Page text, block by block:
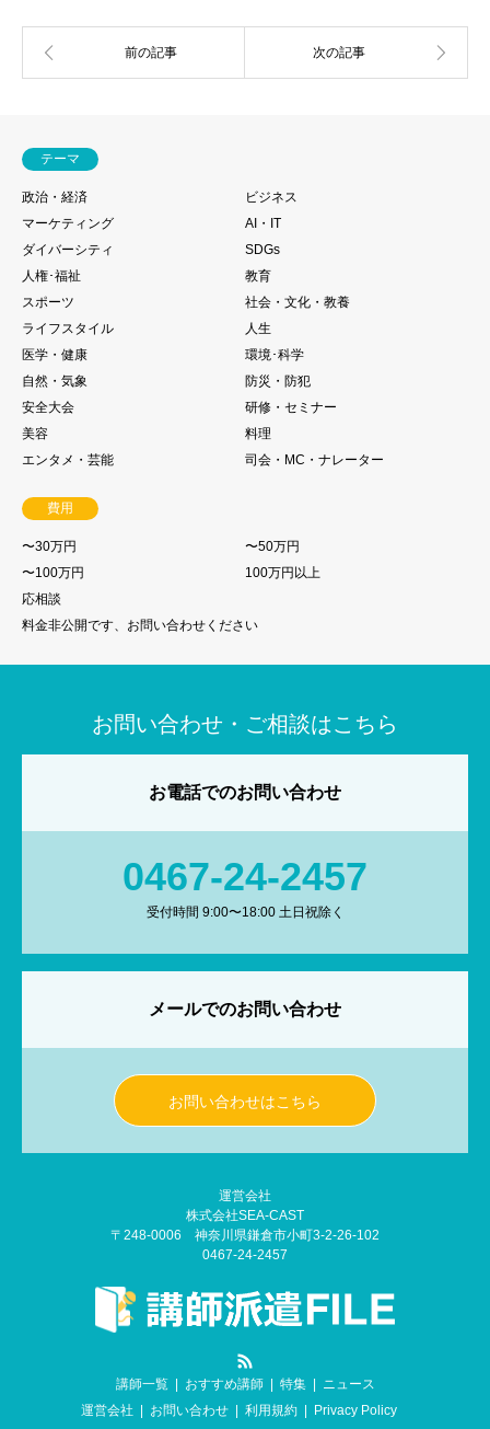
テーマ
政治・経済
ビジネス
マーケティング
AI・IT
ダイバーシティ
SDGs
人権･福祉
教育
スポーツ
社会・文化・教養
ライフスタイル
人生
医学・健康
環境･科学
自然・気象
防災・防犯
安全大会
研修・セミナー
美容
料理
エンタメ・芸能
司会・MC・ナレーター
費用
〜30万円
〜50万円
〜100万円
100万円以上
応相談
料金非公開です、お問い合わせください
お問い合わせ・ご相談はこちら
お電話でのお問い合わせ
0467-24-2457
受付時間 9:00〜18:00 土日祝除く
メールでのお問い合わせ
お問い合わせはこちら
運営会社
株式会社SEA-CAST
〒248-0006 神奈川県鎌倉市小町3-2-26-102
0467-24-2457
講師一覧
おすすめ講師 特集
ニュース
運営会社
お問い合わせ 利用規約 Privacy Policy